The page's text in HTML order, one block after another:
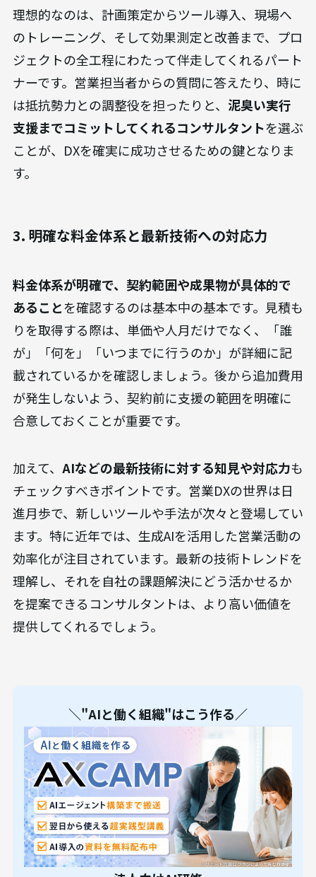
理想的なのは、計画策定からツール導入、現場へ
のトレーニング、そして効果測定と改善まで、プロ
ジェクトの全工程にわたって伴走してくれるパート
ナーです。営業担当者からの質問に答えたり、時に
は抵抗勢力との調整役を担ったりと、 泥臭い実行
支援までコミットしてくれるコンサルタントを選ぶ
ことが、DXを確実に成功させるための鍵となりま
す。
3. 明確な料金体系と最新技術への対応力
料金体系が明確で、契約範囲や成果物が具体的で
あることを確認するのは基本中の基本です。見積も
りを取得する際は、単価や人月だけでなく、「誰
が」「何を」「いつまでに行うのか」が詳細に記
載されているかを確認しましょう。後から追加費用
が発生しないよう、契約前に支援の範囲を明確に
合意しておくことが重要です。
加えて、 AIなどの最新技術に対する知見や対応力も
チェックすべきポイントです。営業DXの世界は日
進月歩で、新しいツールや手法が次々と登場してい
ます。特に近年では、生成AIを活用した営業活動の
効率化が注目されています。最新の技術トレンドを
理解し、それを自社の課題解決にどう活かせるか
を提案できるコンサルタントは、より高い価値を
提供してくれるでしょう。
＼"AIと働く組織"はこう作る／